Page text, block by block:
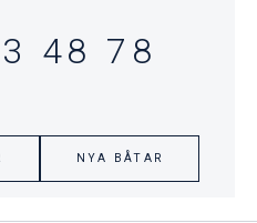
48 78
NYA BÅTAR